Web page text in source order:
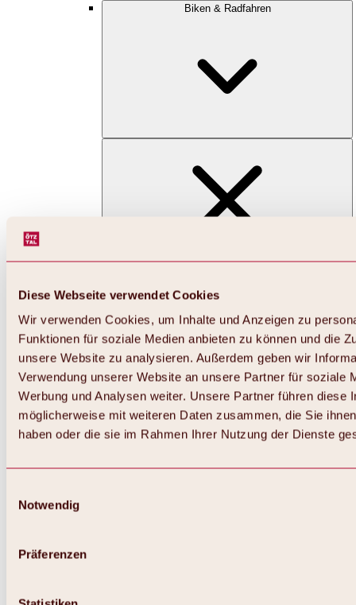
Diese Webseite verwendet Cookies
Wir verwenden Cookies, um Inhalte und Anzeigen zu
Funktionen für soziale Medien anbieten zu können und die
unsere Website zu analysieren. Außerdem geben wir
Verwendung unserer Website an unsere Partner für soziale
Werbung und Analysen weiter. Unsere Partner führen diese
möglicherweise mit weiteren Daten zusammen, die Sie
haben oder die sie im Rahmen Ihrer Nutzung der Dienste
Notwendig
Präferenzen
Biken & Radfahren